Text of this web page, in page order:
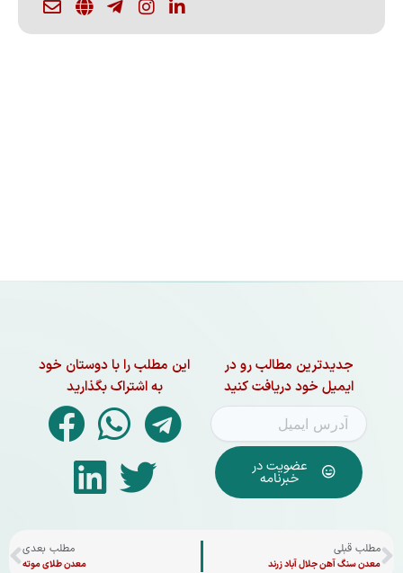
جدیدترین مطالب رو در
ایمیل خود دریافت کنید
عضویت در
خبرنامه
این مطلب را با دوستان خود
به اشتراک بگذارید
قبلی
مطلب قبلی
معدن سنگ آهن جلال آباد زرند
مطلب بعدی
معدن طلای موته